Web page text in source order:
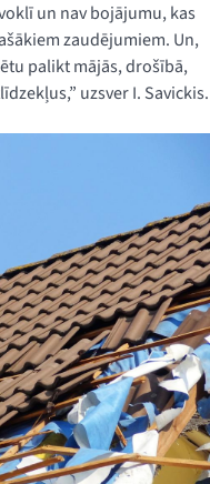
un nav bojājumu, kas
zaudējumiem. Un,
palikt mājās, drošībā,
uzsver I. Savickis.